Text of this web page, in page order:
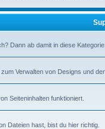
Dann ab damit in diese
Verwalten von Designs und
Seiteninhalten funktioniert.
Dateien hast, bist du hier richtig.